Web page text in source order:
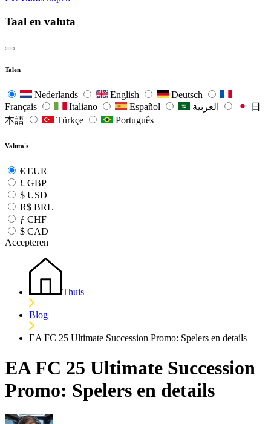
Taal en valuta
Talen
Nederlands English
Deutsch
Français
Italiano Español
日
本語
Türkçe Português
Valuta's
€ EUR
£ GBP
$ USD
R$ BRL
ƒ CHF
$ CAD
Accepteren
Thuis
Blog
EA FC 25 Ultimate Succession Promo: Spelers en details
EA FC 25 Ultimate Succession
Promo: Spelers en details